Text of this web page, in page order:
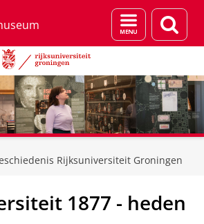
Menu
en
Rijksuniversiteit Groningen
1877 - heden